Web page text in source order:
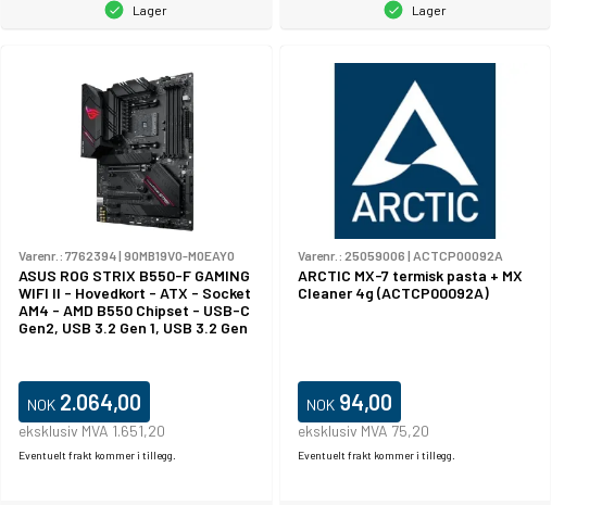
Lager Lager
Varenr.: 7762394| 90MB19V0-M0EAY0
ASUS ROG STRIX B550-F GAMING
WIFI II - Hovedkort - ATX - Socket
AM4 - AMD B550 Chipset - USB-C
Gen2, USB 3.2 Gen 1, USB 3.2 Gen
kreves) - HD-lyd (8-kanalers)
NOK 2.064,00
eksklusiv MVA 1.651,20
Eventuelt frakt kommer i tillegg.
Varenr.: 25059006 | ACTCP00092A
ARCTIC MX-7 termisk pasta + MX
Cleaner 4g (ACTCP00092A)
NOK 94,00
eksklusiv MVA 75,20
Eventuelt frakt kommer i tillegg.